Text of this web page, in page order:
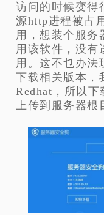
访问的时候变得
源http进程被占
用，想装个服务
用该软件，没有
用。这不乜办法
下载相关版本，
Redhat，所以
上传到服务器根